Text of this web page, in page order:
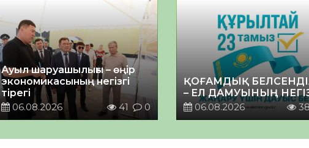
Ауыл шаруашылығы – өңір
экономикасының негізгі
тірегі
06.08.2026
41 0
ҚОҒАМДЫҚ
– ЕЛ ДАМУЫНЫҢ
06.08.2026
38